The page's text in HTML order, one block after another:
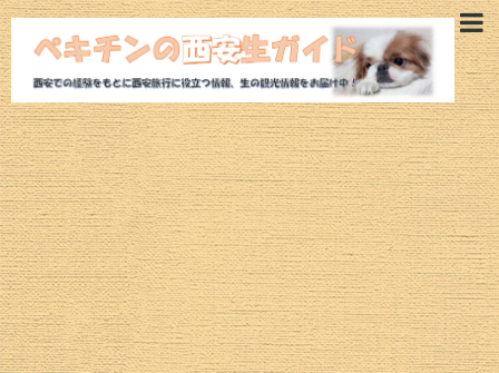
西安旅行ガイド
西安観光モデルコース
西安ホテル
西安観光スポット
魅惑の西安グルメ
航空券